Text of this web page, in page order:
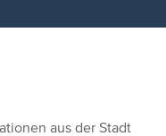
aus der Stadt